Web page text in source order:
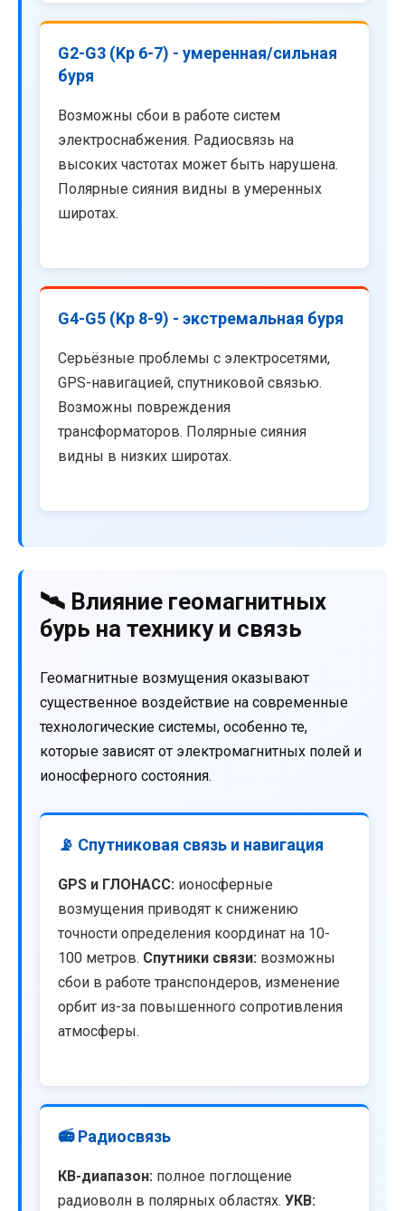
G2-G3 (Kp 6-7) - умеренная/сильная
буря
Возможны сбои в работе систем
электроснабжения. Радиосвязь на
высоких частотах может быть нарушена.
Полярные сияния видны в умеренных
широтах.
G4-G5 (Kp 8-9) - экстремальная буря
Серьёзные проблемы с электросетями,
GPS-навигацией, спутниковой связью.
Возможны повреждения
трансформаторов. Полярные сияния
видны в низких широтах.
🛰️ Влияние геомагнитных
бурь на технику и связь
Геомагнитные возмущения оказывают
существенное воздействие на современные
технологические системы, особенно те,
которые зависят от электромагнитных полей и
ионосферного состояния.
📡 Спутниковая связь и навигация
GPS и ГЛОНАСС: ионосферные
возмущения приводят к снижению
точности определения координат на 10-
100 метров. Спутники связи: возможны
сбои в работе транспондеров, изменение
орбит из-за повышенного сопротивления
атмосферы.
📻 Радиосвязь
КВ-диапазон: полное поглощение
радиоволн в полярных областях. УКВ: